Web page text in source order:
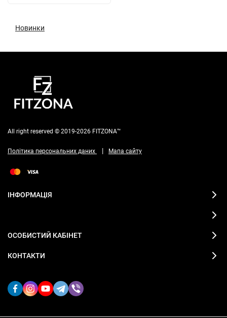
Новинки
All right reserved © 2019-2026 FITZONA™
Політика персональних даних | Мапа сайту
ІНФОРМАЦІЯ
ОСОБИСТИЙ КАБІНЕТ
КОНТАКТИ